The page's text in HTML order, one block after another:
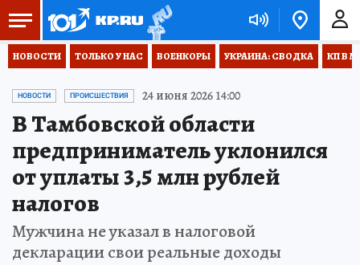
НОВОСТИ ТОЛЬКО У НАС ВОЕНКОРЫ УКРАИНА: СВОДКА КП В
НОВОСТИ ПРОИСШЕСТВИЯ 24 июня 2026 14:00
В Тамбовской области
предприниматель уклонился
от уплаты 3,5 млн рублей
налогов
Мужчина не указал в налоговой
декларации свои реальные доходы